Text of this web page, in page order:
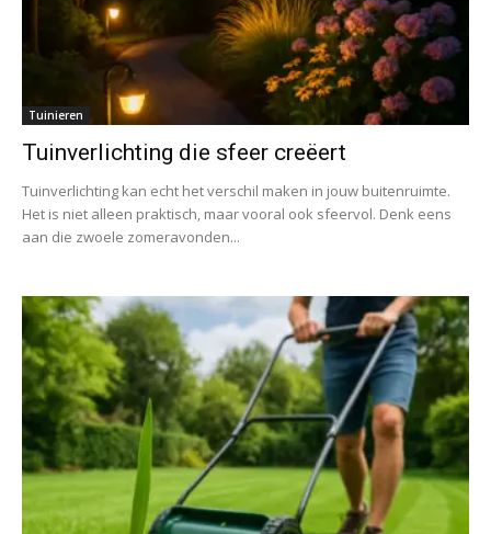
Tuinieren
Tuinverlichting die sfeer creëert
Tuinverlichting kan echt het verschil maken in jouw buitenruimte.
Het is niet alleen praktisch, maar vooral ook sfeervol. Denk eens
aan die zwoele zomeravonden...